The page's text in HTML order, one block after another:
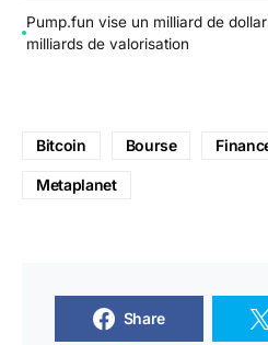
Pump.fun vise un milliard de
milliards de valorisation
Bitcoin Bourse
Metaplanet
Share